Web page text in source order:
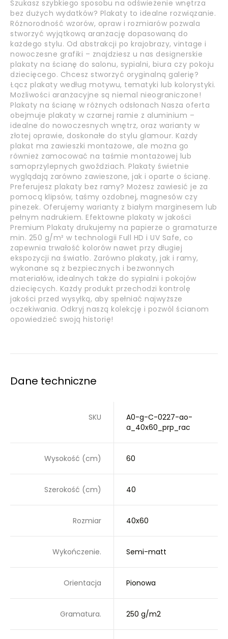
Szukasz szybkiego sposobu na odświeżenie wnętrza
bez dużych wydatków? Plakaty to idealne rozwiązanie.
Różnorodność wzorów, opraw i rozmiarów pozwala
stworzyć wyjątkową aranżację dopasowaną do
każdego stylu. Od abstrakcji po krajobrazy, vintage i
nowoczesne grafiki – znajdziesz u nas designerskie
plakaty na ścianę do salonu, sypialni, biura czy pokoju
dziecięcego. Chcesz stworzyć oryginalną galerię?
Łącz plakaty według motywu, tematyki lub kolorystyki.
Możliwości aranżacyjne są niemal nieograniczone!
Plakaty na ścianę w różnych odsłonach Nasza oferta
obejmuje plakaty w czarnej ramie z aluminium –
idealne do nowoczesnych wnętrz, oraz warianty w
złotej oprawie, doskonałe do stylu glamour. Każdy
plakat ma zawieszki montażowe, ale można go
również zamocować na taśmie montażowej lub
samoprzylepnych gwoździach. Plakaty świetnie
wyglądają zarówno zawieszone, jak i oparte o ścianę.
Preferujesz plakaty bez ramy? Możesz zawiesić je za
pomocą klipsów, taśmy ozdobnej, magnesów czy
pinezek. Oferujemy warianty z białym marginesem lub
pełnym nadrukiem. Efektowne plakaty w jakości
Premium Plakaty drukujemy na papierze o gramaturze
min. 250 g/m² w technologii Full HD i UV Safe, co
zapewnia trwałość kolorów nawet przy długiej
ekspozycji na światło. Zarówno plakaty, jak i ramy,
wykonane są z bezpiecznych i bezwonnych
materiałów, idealnych także do sypialni i pokojów
dziecięcych. Każdy produkt przechodzi kontrolę
jakości przed wysyłką, aby spełniać najwyższe
oczekiwania. Odkryj naszą kolekcję i pozwól ścianom
opowiedzieć swoją historię!
Dane techniczne
SKU
A0-g-C-0227-ao-
a_40x60_prp_rac
Wysokość (cm) 60
Szerokość (cm) 40
Rozmiar 40x60
Wykończenie. Semi-matt
Orientacja Pionowa
Gramatura. 250 g/m2